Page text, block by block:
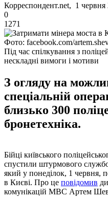
Корреспондент.net, 1 червня
0
1271
Фото: facebook.com/
Під час спілкування з
нескладні вимоги і мотиви
З огляду на
спеціальній
близько 300
бронетехніка.
Бійці київського
спустили штурмового
який у понеділок, 1 червня,
в Києві. Про це повідомив
комунікацій МВС Артем